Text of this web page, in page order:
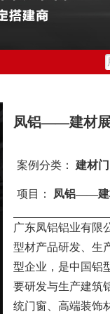
凤铝——建材
案例分类： 建材
项目： 凤铝——建
广东凤铝铝业有限
型材产品研发、生
型企业，是中国铝
要研发与生产建筑
统门窗、高端装饰